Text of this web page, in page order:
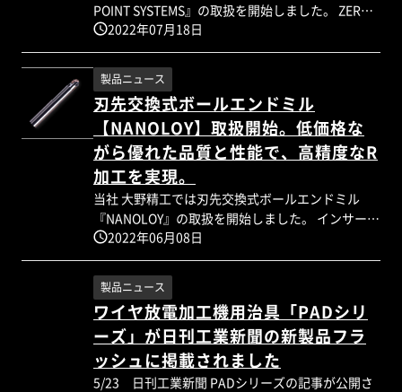
POINT SYSTEMS』の取扱を開始しました。 ZERO-
POINT SYSTEMS（ゼロポイントシステム）とは、
主にマシニングセンタで使用される位置決め装置
になります。 本体ベースをバイスの代わりに機械
に設置することで、常に同じ場所で位置決めを行
うことが可能になります。 繰り返しの位置決め精
度は0.005mmと優れており、連続した加工が可能
です。 使用方法は、はじめに本体ベースを機械に
設置。次に本体ベースに合わせるセットプレート
を何枚か用意します。機械とは離れた場所でセッ
トプレートの上にワークをセットしていきます。
あとは現状加工している製品の加工終了ととも
に、加工中のセットプレートを取り外し、先ほど
段取りしておいたセットプレートと交換すること
で、次の加工にスムーズに入れます。 加工時に1番
時間を要すのは、段取りの時間と言われていま
す。 ZERO-POINT SYSTEMS（ゼロポイントシステ
ム）は、段取り時間を削減する１つのツールとし
て皆様にご活用いただければと思います。
2022年07月18日
刃先交換式ボールエンドミル
【NANOLOY】取扱開始。低価格な
がら優れた品質と性能で、高精度なR
加工を実現。
製品ニュース
当社 大野精工では刃先交換式ボールエンドミル
『NANOLOY』の取扱を開始しました。 インサート
は消耗品になりますので、コストが気になるとこ
ろ、、 本製品の魅力は低価格でありながら
NANOTECH社独自の微細粒子焼結技術を用いて、
高寿命と高い品質を実現。 他社との互換性もあり
ますので、インサートの交換だけで済みます。
（※一部互換性のないメーカーもあります。お問
い合わせください） サンプルのお渡し可能ですの
で、是非お問い合わせください。
2022年06月08日
ワイヤ放電加工機用治具「PADシリ
ーズ」が日刊工業新聞の新製品フラ
ッシュに掲載されました
製品ニュース
5/23 日刊工業新聞 PADシリーズの記事が公開さ